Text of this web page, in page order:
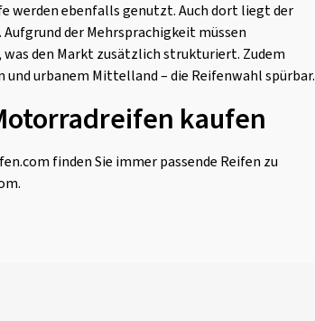
werden ebenfalls genutzt. Auch dort liegt der
. Aufgrund der Mehrsprachigkeit müssen
den Markt zusätzlich strukturiert. Zudem
urbanem Mittelland – die Reifenwahl spürbar.
kaufen
finden Sie immer passende Reifen zu